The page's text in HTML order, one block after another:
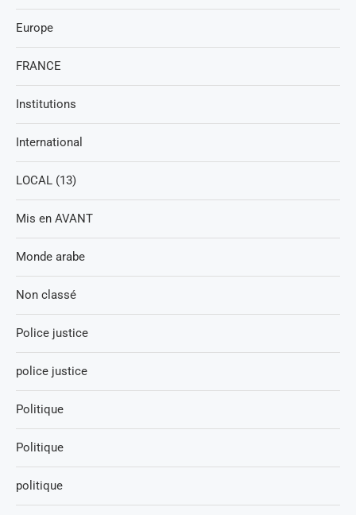
Europe
FRANCE
Institutions
International
LOCAL (13)
Mis en AVANT
Monde arabe
Non classé
Police justice
police justice
Politique
Politique
politique